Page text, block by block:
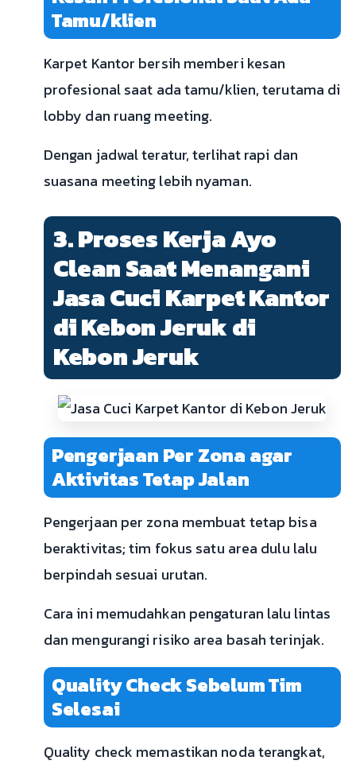
Tamu/klien
Karpet Kantor bersih memberi kesan
profesional saat ada tamu/klien, terutama di
lobby dan ruang meeting.
Dengan jadwal teratur, terlihat rapi dan
suasana meeting lebih nyaman.
3. Proses Kerja Ayo
Clean Saat Menangani
Jasa Cuci Karpet Kantor
di Kebon Jeruk di
Kebon Jeruk
Pengerjaan Per Zona agar
Aktivitas Tetap Jalan
Pengerjaan per zona membuat tetap bisa
beraktivitas; tim fokus satu area dulu lalu
berpindah sesuai urutan.
Cara ini memudahkan pengaturan lalu lintas
dan mengurangi risiko area basah terinjak.
Quality Check Sebelum Tim
Selesai
Quality check memastikan noda terangkat,